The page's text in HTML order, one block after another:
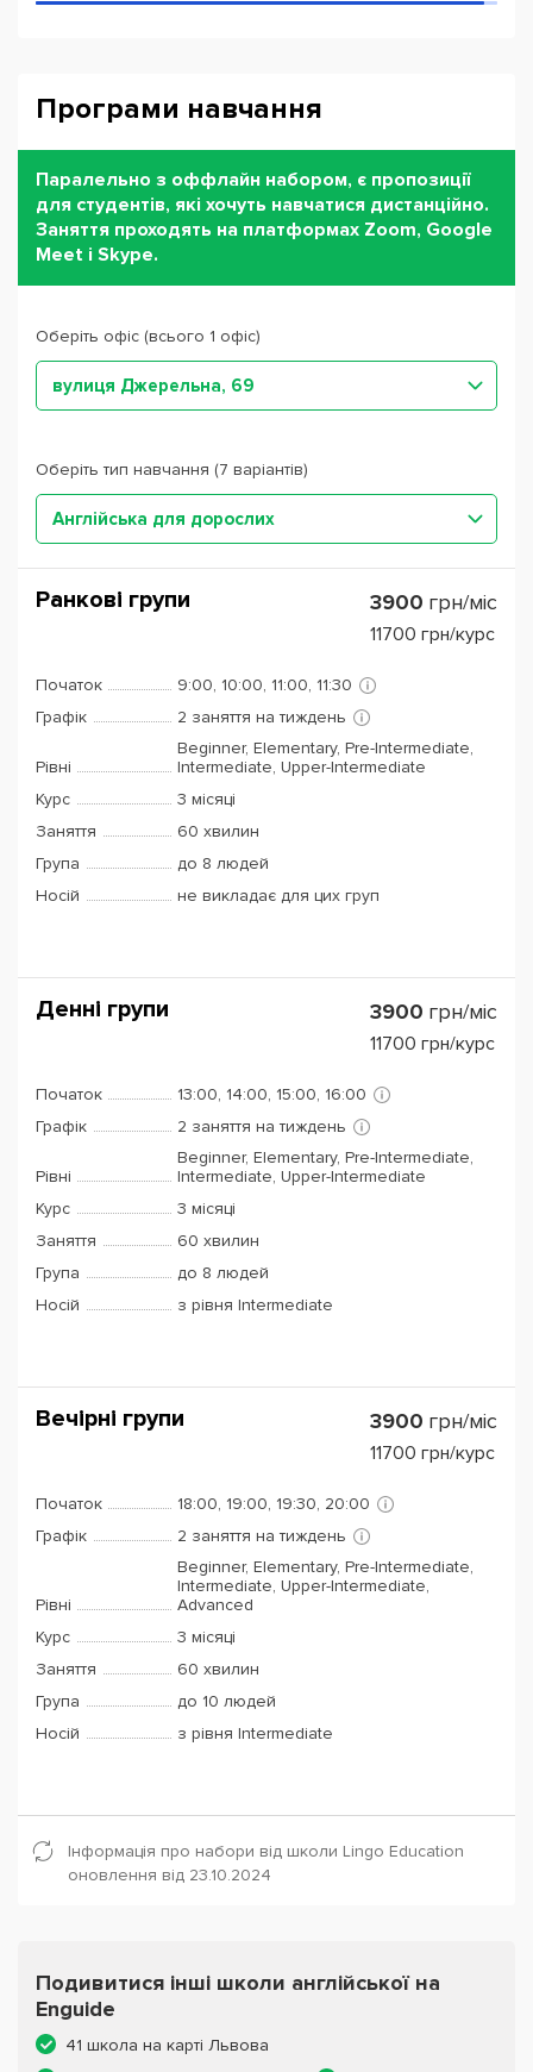
Програми навчання
Паралельно з оффлайн набором, є пропозиції
для студентів, які хочуть навчатися дистанційно.
Заняття проходять на платформах Zoom, Google
Meet і Skype.
Оберіть офіс (всього 1 офіс)
вулиця Джерельна, 69
Оберіть тип навчання (7 варіантів)
Англійська для дорослих
Ранкові групи 3900 грн/міс
11700 грн/курс
Початок
9:00, 10:00, 11:00, 11:30
Графік
2 заняття на тиждень
Рівні
Beginner, Elementary, Pre-Intermediate,
Intermediate, Upper-Intermediate
Курс
3 місяці
Заняття
60 хвилин
Група
до 8 людей
Носій
не викладає для цих груп
Денні групи 3900 грн/міс
11700 грн/курс
Початок
13:00, 14:00, 15:00, 16:00
Графік
2 заняття на тиждень
Рівні
Beginner, Elementary, Pre-Intermediate,
Intermediate, Upper-Intermediate
Курс
3 місяці
Заняття
60 хвилин
Група
до 8 людей
Носій
з рівня Intermediate
Вечірні групи 3900 грн/міс
11700 грн/курс
Початок
18:00, 19:00, 19:30, 20:00
Графік
2 заняття на тиждень
Рівні
Beginner, Elementary, Pre-Intermediate,
Intermediate, Upper-Intermediate,
Advanced
Курс
3 місяці
Заняття
60 хвилин
Група
до 10 людей
Носій
з рівня Intermediate
Інформація про набори від школи Lingo Education
оновлення від 23.10.2024
Подивитися інші школи англійської на
Enguide
41 школа на карті Львова